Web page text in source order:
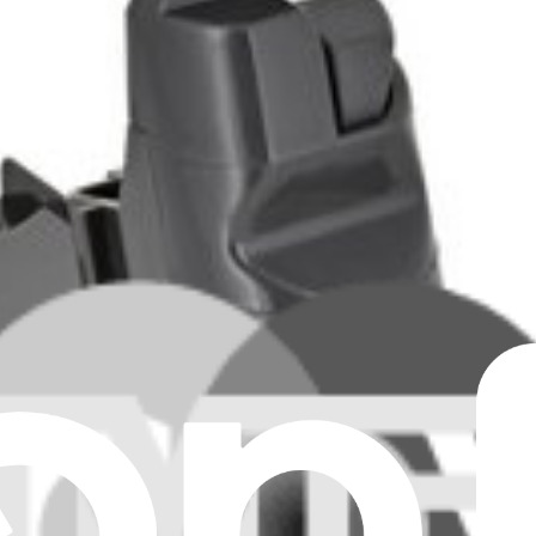
fil modèles DC58, DC59, DC61, DC62, DC72 et DC74. 3000